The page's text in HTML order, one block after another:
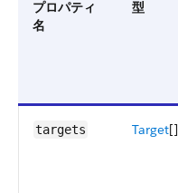
プロパティ
名
型
targets Target[]